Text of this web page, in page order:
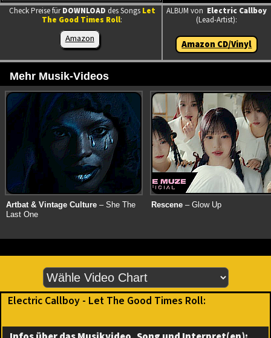
Check Preise fürDOWNLOAD des Songs Let
The Good Times Roll:
Amazon
ALBUM von Electric Callboy
(Lead-Artist):
Amazon CD/Vinyl
Mehr Musik-Videos
Artbat & Vintage Culture – She The
Last One
Rescene – Glow Up
Electric Callboy - Let The Good Times Roll: